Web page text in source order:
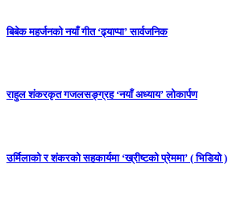
बिबेक महर्जनको नयाँ गीत ‘ढ्याप्पा’ सार्वजनिक
राहुल शंकरकृत गजलसङ्ग्रह ‘नयाँ अध्याय’ लोकार्पण
उर्मिलाको र शंकरको सहकार्यमा ‘ख्रीष्टको प्रेममा’ ( भिडियो )